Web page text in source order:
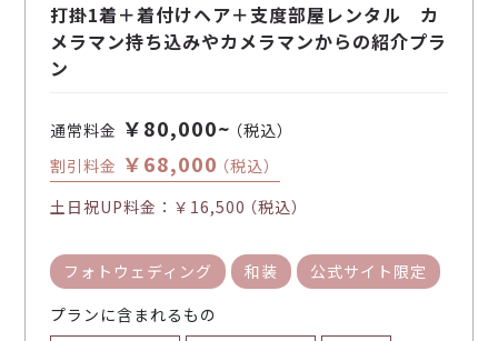
打掛1着＋着付けヘア＋支度部屋レンタル カ
メラマン持ち込みやカメラマンからの紹介プラ
ン
通常料金 ￥80,000~（税込）
割引料金 ￥68,000（税込）
土日祝UP料金： ￥16,500（税込）
フォトウェディング 和装
公式サイト限定
プランに含まれるもの